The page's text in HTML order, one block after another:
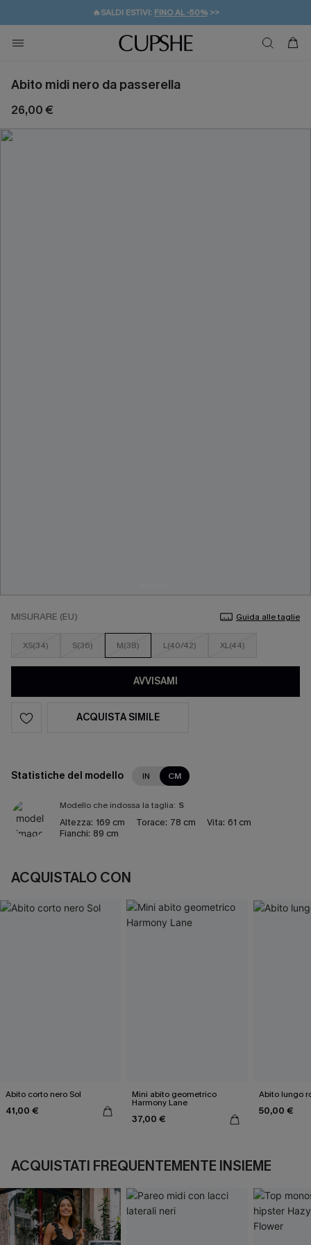
🔥SALDI ESTIVI: FINO AL -50%>>
🚚SPEDIZIONE GRATUITA DA 49€
💌REGALO PER I NUOVI: 20% DI SCONTO*
Abito midi nero da passerella
26,00 €
MISURARE (EU) Guida alle taglie
XS(34) S(36) M(38) L(40/42) XL(44)
AVVISAMI
ACQUISTA SIMILE
Statistiche del modello IN CM
Modello che indossa la taglia: S
Altezza: 169 cm Torace: 78 cm Vita: 61 cm
Fianchi: 89 cm
ACQUISTALO CON
Abito corto nero Sol
41,00 €
Mini abito geometrico
Harmony Lane
37,00 €
Abito lungo
50,00 €
ACQUISTATI FREQUENTEMENTE INSIEME